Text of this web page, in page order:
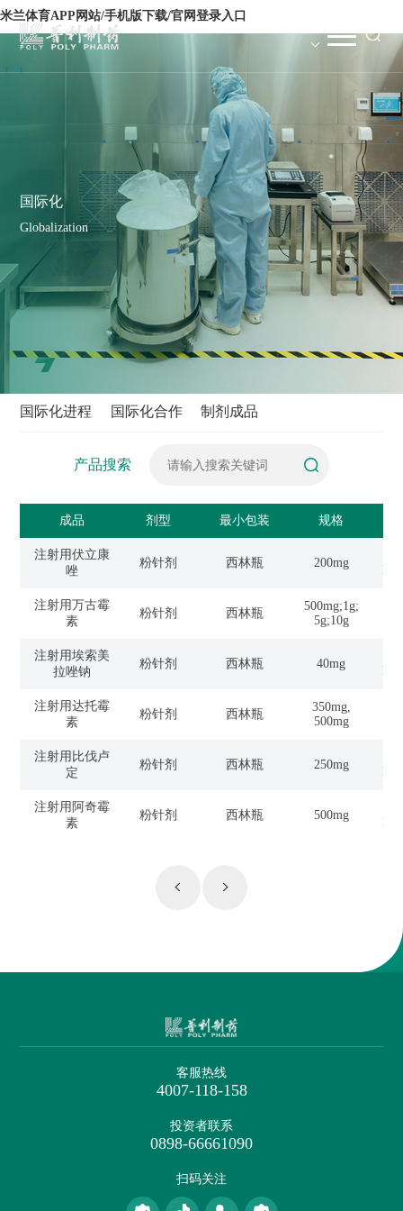
米兰体育APP网站/手机版下载/官网登录入口
国际化
Globalization
国际化进程 国际化合作 制剂成品
产品搜索
成品 剂型 最小包装 规格
注射用伏立康
唑
粉针剂 西林瓶 200mg
注射用万古霉
素
粉针剂 西林瓶
500mg;1g;
5g;10g
注射用埃索美
拉唑钠
粉针剂 西林瓶 40mg
注射用达托霉
素
粉针剂 西林瓶
350mg,
500mg
注射用比伐卢
定
粉针剂 西林瓶 250mg
注射用阿奇霉
素
粉针剂 西林瓶 500mg
客服热线
4007-118-158
投资者联系
0898-66661090
扫码关注